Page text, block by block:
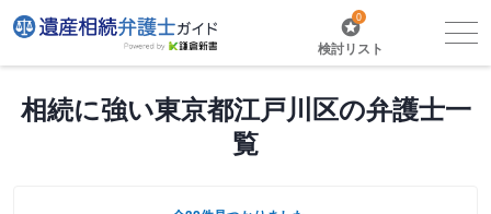
0
検討リスト
相続に強い東京都江戸川区の弁護士一
覧